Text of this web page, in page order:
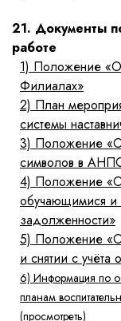
21. Документы
работе
1) Положение
Филиалах»
2) План
системы
3) Положение
символов в
4) Положение «О
обучающимися и
задолженности»
5) Положение «О
и снятии с
6) Информация по
планам
(просмотреть)